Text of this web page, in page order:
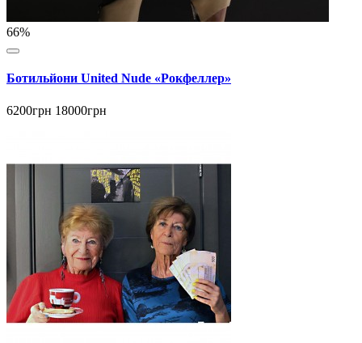
66%
Ботильйони United Nude «Рокфеллер»
6200грн 18000грн